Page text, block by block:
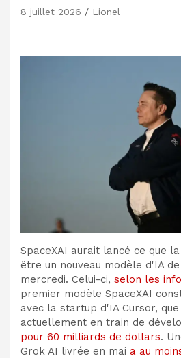
8 juillet 2026 Lionel
SpaceXAI aurait lancé ce que
être un nouveau modèle d'IA
mercredi. Celui-ci, selon les
premier modèle SpaceXAI
avec la startup d'IA Cursor,
actuellement en train de
pour 60 milliards de dollars.
Grok AI livrée en mai a au